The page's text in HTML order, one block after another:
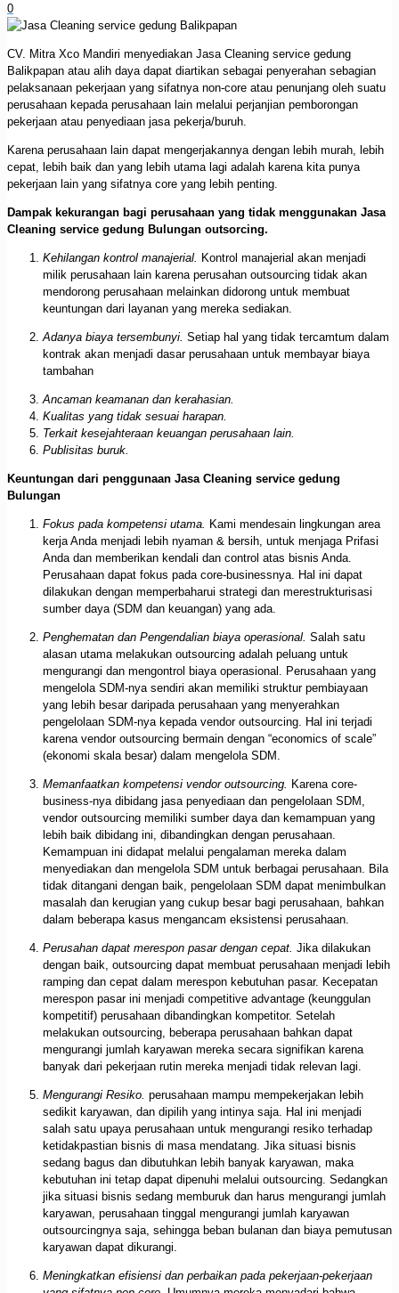
0
CV. Mitra Xco Mandiri menyediakan Jasa Cleaning service gedung
Balikpapan atau alih daya dapat diartikan sebagai penyerahan sebagian
pelaksanaan pekerjaan yang sifatnya non-core atau penunjang oleh suatu
perusahaan kepada perusahaan lain melalui perjanjian pemborongan
pekerjaan atau penyediaan jasa pekerja/buruh.
Karena perusahaan lain dapat mengerjakannya dengan lebih murah, lebih
cepat, lebih baik dan yang lebih utama lagi adalah karena kita punya
pekerjaan lain yang sifatnya core yang lebih penting.
Dampak kekurangan bagi perusahaan yang tidak menggunakan Jasa
Cleaning service gedung Bulungan outsorcing.
Kehilangan kontrol manajerial. Kontrol manajerial akan menjadi
milik perusahaan lain karena perusahan outsourcing tidak akan
mendorong perusahaan melainkan didorong untuk membuat
keuntungan dari layanan yang mereka sediakan.
Adanya biaya tersembunyi. Setiap hal yang tidak tercamtum dalam
kontrak akan menjadi dasar perusahaan untuk membayar biaya
tambahan
Ancaman keamanan dan kerahasian.
Kualitas yang tidak sesuai harapan.
Terkait kesejahteraan keuangan perusahaan lain.
Publisitas buruk.
Keuntungan dari penggunaan Jasa Cleaning service gedung
Bulungan
Fokus pada kompetensi utama. Kami mendesain lingkungan area
kerja Anda menjadi lebih nyaman & bersih, untuk menjaga Prifasi
Anda dan memberikan kendali dan control atas bisnis Anda.
Perusahaan dapat fokus pada core-businessnya. Hal ini dapat
dilakukan dengan memperbaharui strategi dan merestrukturisasi
sumber daya (SDM dan keuangan) yang ada.
Penghematan dan Pengendalian biaya operasional. Salah satu
alasan utama melakukan outsourcing adalah peluang untuk
mengurangi dan mengontrol biaya operasional. Perusahaan yang
mengelola SDM-nya sendiri akan memiliki struktur pembiayaan
yang lebih besar daripada perusahaan yang menyerahkan
pengelolaan SDM-nya kepada vendor outsourcing. Hal ini terjadi
karena vendor outsourcing bermain dengan “economics of scale”
(ekonomi skala besar) dalam mengelola SDM.
Memanfaatkan kompetensi vendor outsourcing. Karena core-
business-nya dibidang jasa penyediaan dan pengelolaan SDM,
vendor outsourcing memiliki sumber daya dan kemampuan yang
lebih baik dibidang ini, dibandingkan dengan perusahaan.
Kemampuan ini didapat melalui pengalaman mereka dalam
menyediakan dan mengelola SDM untuk berbagai perusahaan. Bila
tidak ditangani dengan baik, pengelolaan SDM dapat menimbulkan
masalah dan kerugian yang cukup besar bagi perusahaan, bahkan
dalam beberapa kasus mengancam eksistensi perusahaan.
Perusahan dapat merespon pasar dengan cepat. Jika dilakukan
dengan baik, outsourcing dapat membuat perusahaan menjadi lebih
ramping dan cepat dalam merespon kebutuhan pasar. Kecepatan
merespon pasar ini menjadi competitive advantage (keunggulan
kompetitif) perusahaan dibandingkan kompetitor. Setelah
melakukan outsourcing, beberapa perusahaan bahkan dapat
mengurangi jumlah karyawan mereka secara signifikan karena
banyak dari pekerjaan rutin mereka menjadi tidak relevan lagi.
Mengurangi Resiko. perusahaan mampu mempekerjakan lebih
sedikit karyawan, dan dipilih yang intinya saja. Hal ini menjadi
salah satu upaya perusahaan untuk mengurangi resiko terhadap
ketidakpastian bisnis di masa mendatang. Jika situasi bisnis
sedang bagus dan dibutuhkan lebih banyak karyawan, maka
kebutuhan ini tetap dapat dipenuhi melalui outsourcing. Sedangkan
jika situasi bisnis sedang memburuk dan harus mengurangi jumlah
karyawan, perusahaan tinggal mengurangi jumlah karyawan
outsourcingnya saja, sehingga beban bulanan dan biaya pemutusan
karyawan dapat dikurangi.
Meningkatkan efisiensi dan perbaikan pada pekerjaan-pekerjaan